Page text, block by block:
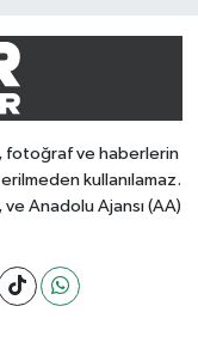
fotoğraf ve haberlerin
kullanılamaz.
Anadolu Ajansı (AA)